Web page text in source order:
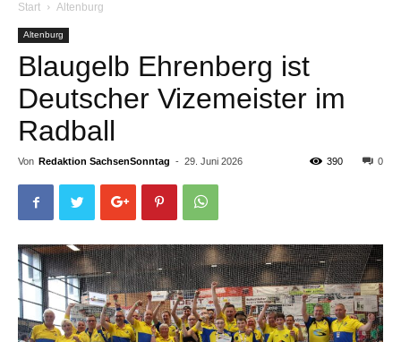
Start Altenburg
Altenburg
Blaugelb Ehrenberg ist
Deutscher Vizemeister im
Radball
Von Redaktion SachsenSonntag - 29. Juni 2026 0
390